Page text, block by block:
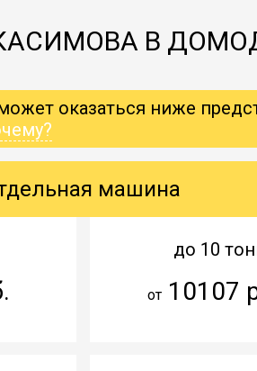
В
оказаться ниже
машина
до 10
от10107